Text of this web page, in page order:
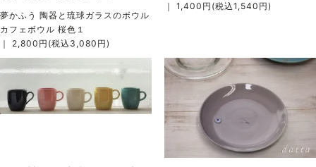
夢かふう 陶器と琉球ガラスのボウル
カフェボウル 桜色１
｜ 2,800円(税込3,080円)
｜ 1,400円(税込1,540円)